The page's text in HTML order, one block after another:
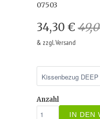
07503
34,30 €
& zzgl. Versand
Anzahl
IN DEN